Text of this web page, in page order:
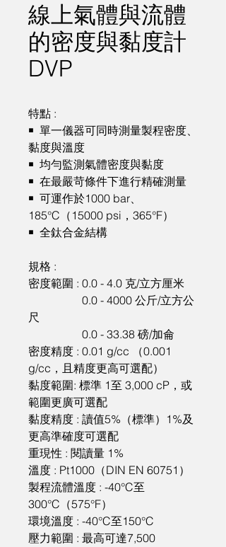
線上氣體與流體
的密度與黏度計
DVP
特點 :
￭  單一儀器可同時測量製程密度、
黏度與溫度
￭  均勻監測氣體密度與黏度
￭  在最嚴苛條件下進行精確測量
￭  可運作於1000 bar、
185°C（15000 psi，365°F）
￭  全鈦合金結構
規格 :
密度範圍 : 0.0 - 4.0 克/立方厘米
尺
密度精度 : 0.01 g/cc （0.001
g/cc，且精度更高可選配）
黏度範圍: 標準 1至 3,000 cP，或
範圍更廣可選配
黏度精度 : 讀值5%（標準）1%及
更高準確度可選配
重現性 : 閱讀量 1%
溫度 : Pt1000（DIN EN 60751）
製程流體溫度 : -40°C至
300°C（575°F）
環境溫度 : -40°C至150°C
壓力範圍 : 最高可達7,500